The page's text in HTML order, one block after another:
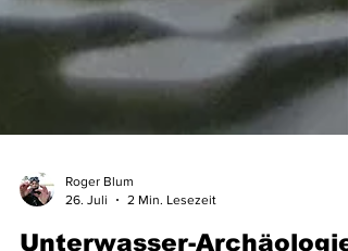
26. Juli
2 Min. Lesezeit